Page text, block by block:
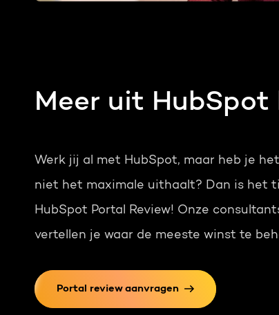
Meer uit HubSpot
Werk jij al met HubSpot, maar heb je
niet het maximale uithaalt? Dan is het
HubSpot Portal Review! Onze
vertellen je waar de meeste winst te
Portal review aanvragen